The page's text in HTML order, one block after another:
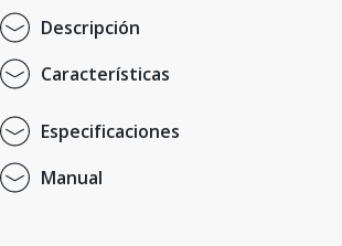
Descripción
Características
Especificaciones
Manual